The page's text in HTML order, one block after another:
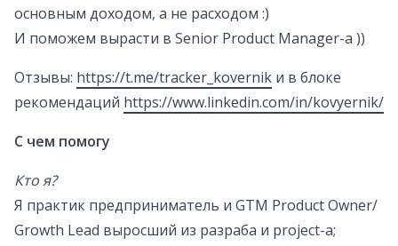
основным доходом, а не расходом :)
И поможем вырасти в Senior Product Manager-а ))
Отзывы: https://t.me/tracker_kovernik и в блоке
рекомендаций https://www.linkedin.com/in/kovyernik/
С чем помогу
Кто я?
Я практик предприниматель и GTM Product Owner/
Growth Lead выросший из разраба и project-a;